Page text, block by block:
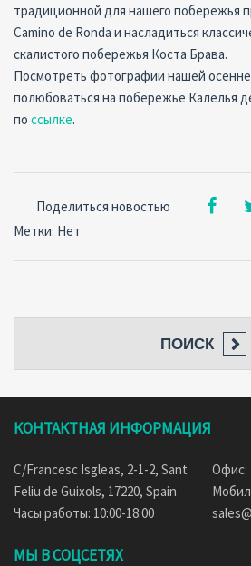
традиционной для нашего побережья
Camino de Ronda и насладиться
скалистого побережья Коста Брава.
Посмотреть фотографии нашей
полюбоваться на побережье Калелья
по ссылке.
Поделиться новостью
Метки: Нет
ПОИСК
КОНТАКТНАЯ ИНФОРМАЦИЯ
C/Francesc Isgleas, 2-1-2, Sant
Feliu de Guixols, 17220, Spain
Часы работы: 10:00-18:00
Офис:
МЫ В СОЦСЕТЯХ